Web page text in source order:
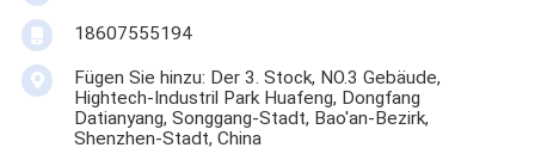
18607555194
Fügen Sie hinzu: Der 3. Stock, NO.3 Gebäude,
Hightech-Industril Park Huafeng, Dongfang
Datianyang, Songgang-Stadt, Bao'an-Bezirk,
Shenzhen-Stadt, China